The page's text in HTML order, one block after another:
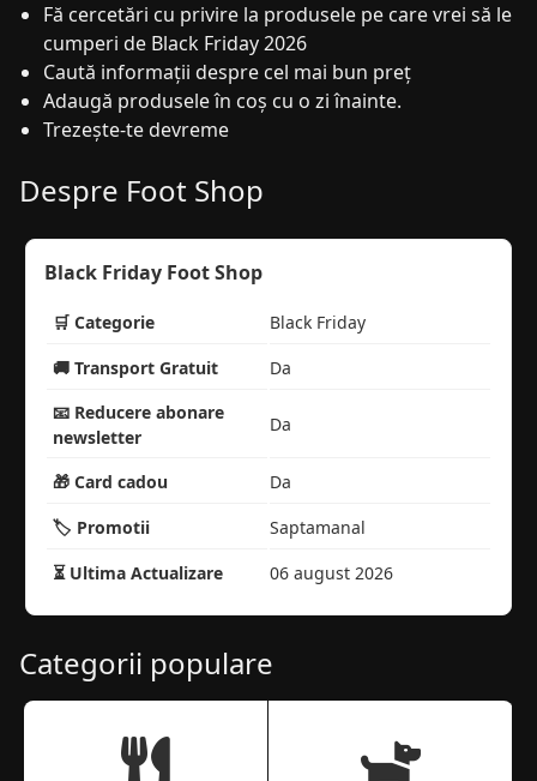
Fă cercetări cu privire la produsele pe care vrei să le
cumperi de Black Friday 2026
Caută informații despre cel mai bun preț
Adaugă produsele în coș cu o zi înainte.
Trezește-te devreme
Despre Foot Shop
Black Friday Foot Shop
🛒 Categorie
Black Friday
🚚 Transport Gratuit
Da
📧 Reducere abonare
newsletter
Da
🎁 Card cadou
Da
🏷️ Promotii
Saptamanal
⏳ Ultima Actualizare
06 august 2026
Categorii populare